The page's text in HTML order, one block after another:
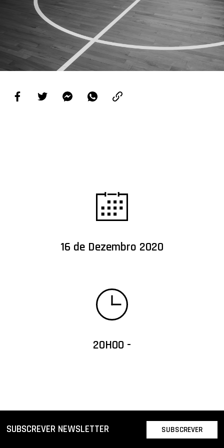
PROJETOS
LIGA BETCLIC MASCULINA
LIGA BETCLIC FEMININA
16 de Dezembro 2020
20H00 -
SUBSCREVER NEWSLETTER SUBSCREVER